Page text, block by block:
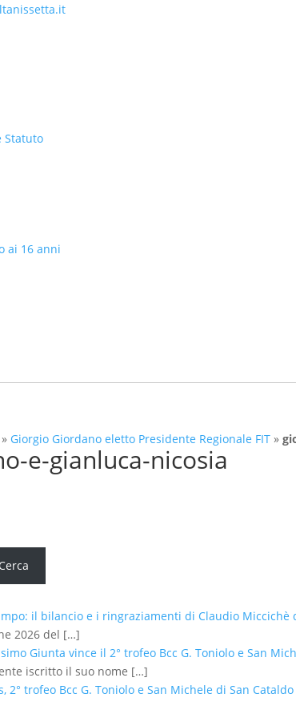
Statuto
ai 16 anni
» Giorgio Giordano eletto Presidente Regionale FIT »
e-gianluca-nicosia
Cerca
il bilancio e i ringraziamenti di Claudio Miccichè
2026 del […]
Giunta vince il 2° trofeo Bcc G. Toniolo e San
iscritto il suo nome […]
trofeo Bcc G. Toniolo e San Michele di San